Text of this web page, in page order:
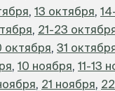
, 13 октября,
, 21-23
октября, 31
, 10 ноября, 11-13
, 21 ноября,